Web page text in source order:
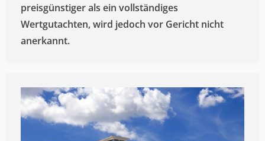
preisgünstiger als ein vollständiges
Wertgutachten, wird jedoch vor Gericht nicht
anerkannt.